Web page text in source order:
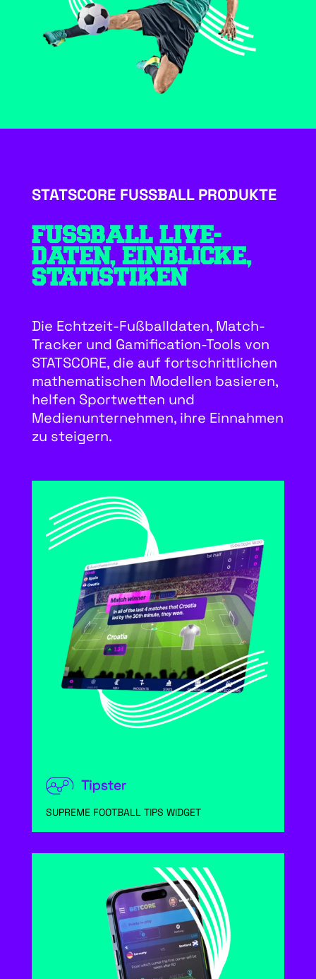
STATSCORE FUSSBALL PRODUKTE
FUSSBALL LIVE-
DATEN, EINBLICKE,
STATISTIKEN
Die Echtzeit-Fußballdaten, Match-
Tracker und Gamification-Tools von
STATSCORE, die auf fortschrittlichen
mathematischen Modellen basieren,
helfen Sportwetten und
Medienunternehmen, ihre Einnahmen
zu steigern.
SUPREME FOOTBALL TIPS WIDGET